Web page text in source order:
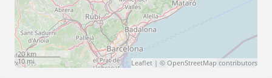
20 km
10 mi
Leaflet | © OpenStreetMap contributors